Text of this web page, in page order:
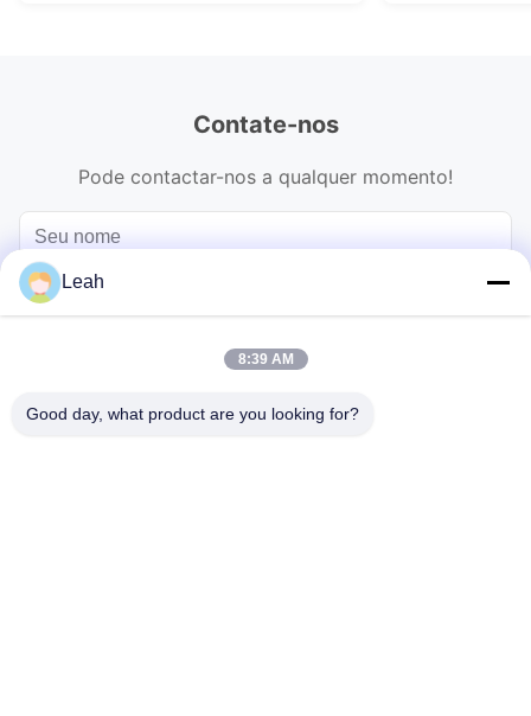
Contate-nos
Pode contactar-nos a qualquer momento!
Leah
8:39 AM
Good day, what product are you looking for?